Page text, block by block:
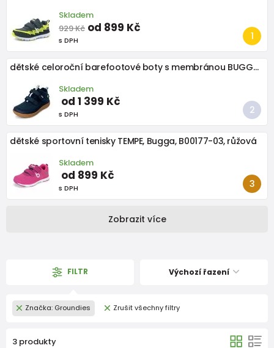
Skladem
929 Kč od 899 Kč
s DPH
dětské celoroční barefootové boty s membránou BUGGA OSCAR Blue B00191-04
Skladem
od 1 399 Kč
s DPH
dětské sportovní tenisky TEMPE, Bugga, B00177-03, růžová
Skladem
od 899 Kč
s DPH
Zobrazit více
FILTR Výchozí řazení
Značka: Groundies Zrušit všechny filtry
3 produkty